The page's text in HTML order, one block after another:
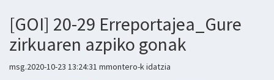
[GOI] 20-29 Erreportajea_Gure
zirkuaren azpiko gonak
msg.2020-10-23 13:24:31 mmontero-k idatzia